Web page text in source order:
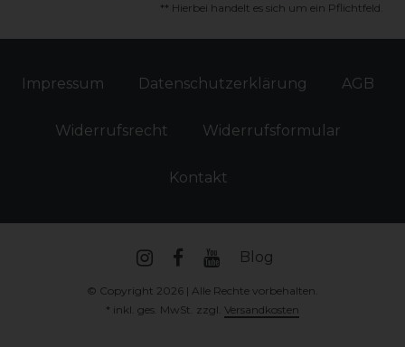
** Hierbei handelt es sich um ein Pflichtfeld.
Impressum Daten­schutz­erklärung AGB
Widerrufs­recht Widerrufs­formular
Kontakt
Blog
© Copyright 2026 | Alle Rechte vorbehalten.
* inkl. ges. MwSt. zzgl. Versandkosten